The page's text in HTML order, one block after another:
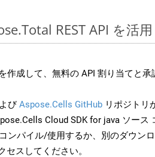
REST API を活
作成して、無料の API 割り当てと承
びAspose.Cells GitHub リポジトリ
Cloud SDK for java ソース
ンパイル/使用するか、別のダウン
セスしてください。